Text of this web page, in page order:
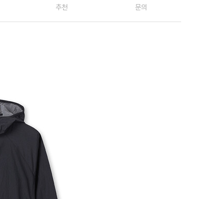
추천 문의